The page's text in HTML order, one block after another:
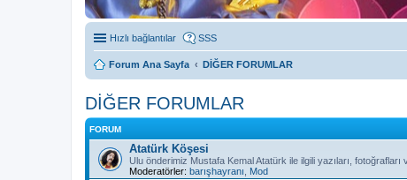
Hızlı bağlantılar SSS
Forum Ana Sayfa DİĞER FORUMLAR
DİĞER FORUMLAR
FORUM
Atatürk Köşesi
Ulu önderimiz Mustafa Kemal Atatürk ile ilgili yazıları,
Moderatörler: barışhayranı Mod